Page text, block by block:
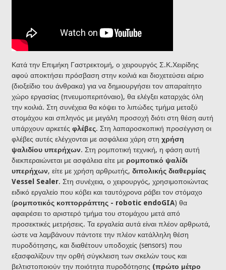
Κατά την Επιμήκη Γαστρεκτομή, ο χειρουργός Σ.Κ.Χειρίδης
αφού αποκτήσει πρόσβαση στην κοιλιά και διοχετεύσει αέριο
(διοξείδιο του άνθρακα) για να δημιουργήσει τον απαραίτητο
χώρο εργασίας (πνευμοπεριτόναιο), θα ελέγξει καταρχάς όλη
την κοιλιά. Στη συνέχεια θα κόψει το λιπώδες τμήμα μεταξύ
στομάχου και σπληνός με μεγάλη προσοχή διότι στη θέση αυτή
υπάρχουν αρκετέςφλέβες. Στη λαπαροσκοπική προσέγγιση οι
φλέβες αυτές ελέγχονται με ασφάλεια χάρη στη χρήση
ψαλιδίου υπερήχων. Στη ρομποτική τεχνική, η φάση αυτή
διεκπεραιώνεται με ασφάλεια είτε μερομποτικό ψαλίδι
υπερήχων, είτε με χρήση αρθρωτής,διπολικής διαθερμίας
Vessel Sealer. Στη συνέχεια, ο χειρουργός, χρησιμοποιώντας
ειδικό εργαλείο που κόβει και ταυτόχρονα ράβει τον στόμαχο
(ρομποτικός κοπτορράπτης - robotic endoGIA) θα
αφαιρέσει το αριστερό τμήμα του στομάχου μετά από
προσεκτικές μετρήσεις. Τα εργαλεία αυτά είναι πλέον αρθρωτά,
ώστε να λαμβάνουν πάντοτε την πλέον κατάλληλη θέση
πυροδότησης, και διαθέτουν υποδοχείς (sensors) που
εξασφαλίζουν την ορθή σύγκλειση των σκελών τους και
βελτιστοποιούν την ποιότητα πυροδότησης (πρώτο μέτρο